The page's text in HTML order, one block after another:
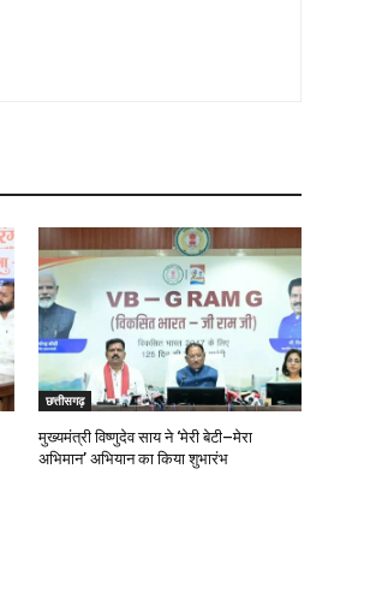
छत्तीसगढ़
मुख्यमंत्री विष्णुदेव साय ने ‘मेरी बेटी–मेरा
अभिमान’ अभियान का किया शुभारंभ